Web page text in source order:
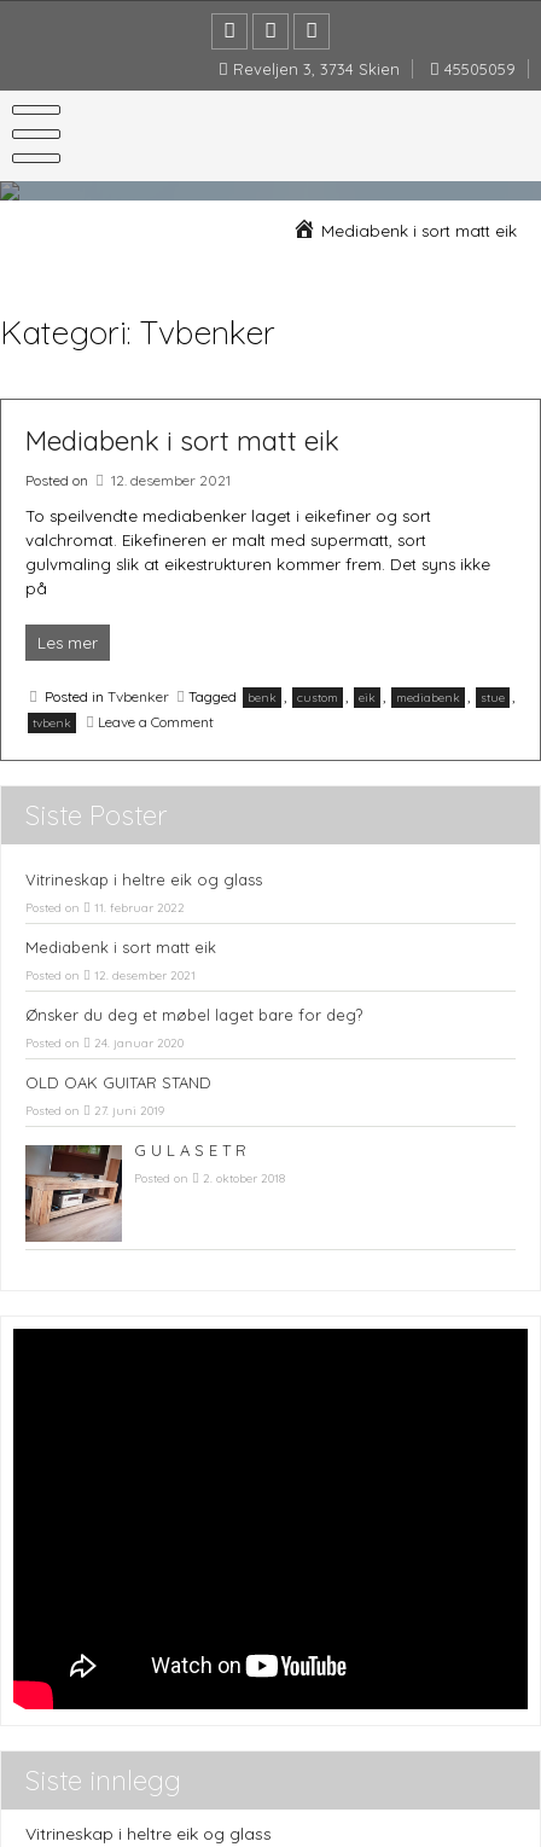
Reveljen 3, 3734 Skien
45505059
Mediabenk i sort matt eik
Kategori: Tvbenker
Mediabenk i sort matt eik
Posted on 12. desember 2021
To speilvendte mediabenker laget i eikefiner og sort
valchromat. Eikefineren er malt med supermatt, sort
gulvmaling slik at eikestrukturen kommer frem. Det syns ikke
på
Les mer
Posted in Tvbenker Tagged benk custom eik mediabenk stue
tvbenk Leave a Commenton
matt
Siste Poster
Vitrineskap i heltre eik og glass
Posted on 11. februar 2022
Mediabenk i sort matt eik
Posted on 12. desember 2021
Ønsker du deg et møbel laget bare for deg?
Posted on 24. januar 2020
OLD OAK GUITAR STAND
Posted on 27. juni 2019
G U L A S E T R
Posted on 2. oktober 2018
Siste innlegg
Vitrineskap i heltre eik og glass